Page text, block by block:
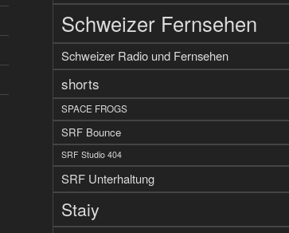
Schweizer Fernsehen
Schweizer Radio und Fernsehen
shorts
SPACE FROGS
SRF Bounce
SRF Studio 404
SRF Unterhaltung
Staiy